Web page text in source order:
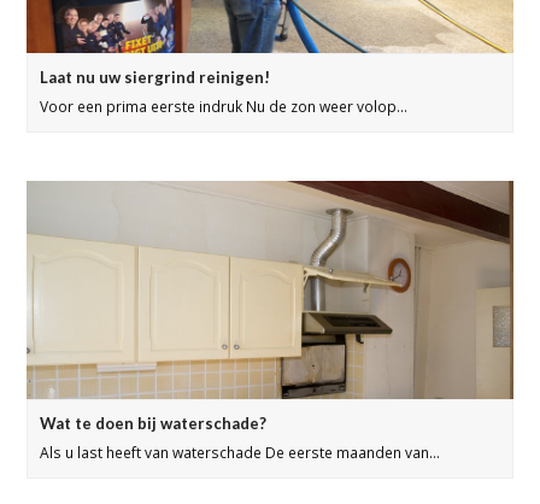
Laat nu uw siergrind reinigen!
Voor een prima eerste indruk Nu de zon weer volop…
Wat te doen bij waterschade?
Als u last heeft van waterschade De eerste maanden van…